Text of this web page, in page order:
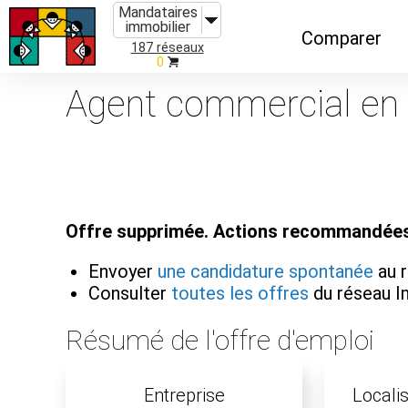
Mandataires
immobilier
187 réseaux
0
Comparer
Caractéristiques
Organismes de
Agent commercial
Offre supprimée. Actions
Envoyer une candidature spontanée au
Consulter toutes les offres du réseau
Résumé de l'offre d'emploi
Entreprise